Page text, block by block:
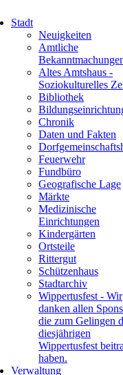
Stadt
Neuigkeiten
Amtliche
Altes Amtshaus -
Soziokulturelles
Bibliothek
Chronik
Daten und Fakten
Feuerwehr
Fundbüro
Geografische Lage
Märkte
Medizinische
Einrichtungen
Kindergärten
Ortsteile
Rittergut
Schützenhaus
Stadtarchiv
Wippertusfest - Wir
danken allen
die zum Gelingen
diesjährigen
Wippertusfest
haben.
Verwaltung